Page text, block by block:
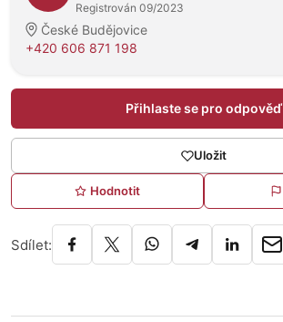
Registrován 09/2023
České Budějovice
+420 606 871 198
Přihlaste se pro odpověď
Uložit
Hodnotit
Sdílet: